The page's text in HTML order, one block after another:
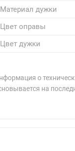
Материал дужки
Цвет оправы
Цвет дужки
о
на